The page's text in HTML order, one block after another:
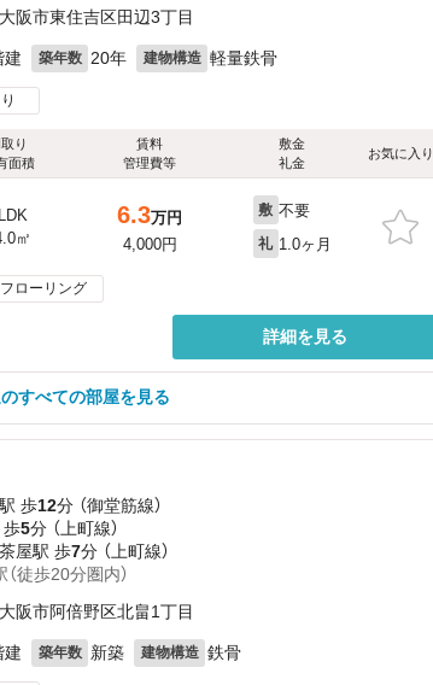
阪市東住吉区田辺3丁目
建 築年数 20年 建物構造 軽量鉄骨
り
面積
賃料
管理費等
敷金
礼金
お気に入り
㎡
6.3万円
4,000円
敷 不要
礼 1.0ヶ月
フローリング
詳細を見る
すべての部屋を見る
歩12分 （御堂筋線）
歩5分 （上町線）
屋駅 歩7分 （上町線）
徒歩20分圏内）
阪市阿倍野区北畠1丁目
建 築年数 新築 建物構造 鉄骨